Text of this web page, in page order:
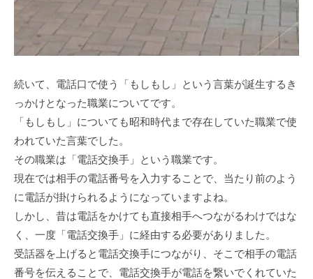
続いて、電話口で使う「もしもし」という言葉が誕生するき
っかけとなった職業についてです。
「もしもし」についても昭和時代まで存在していた職業で使
われていた言葉でした。
その職業は「電話交換手」という職業です。
現在では相手の電話番号を入力することで、当たり前のよう
に電話が掛けられるようになっていますよね。
しかし、昔は電話をかけても直接相手へつながるわけではな
く、一度「電話交換手」に経由する必要がありました。
受話器を上げると電話交換手につながり、そこで相手の電話
番号を伝えることで、電話交換手が電話を繋いでくれていた